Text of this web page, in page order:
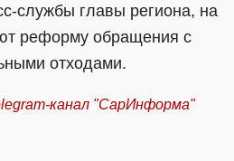
службы главы региона, на
реформу обращения с
отходами.
канал "СарИнформа"